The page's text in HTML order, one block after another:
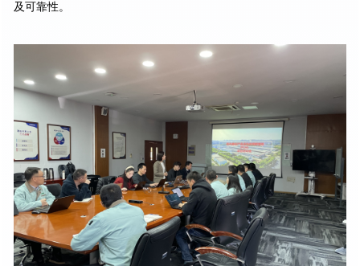
及可靠性。